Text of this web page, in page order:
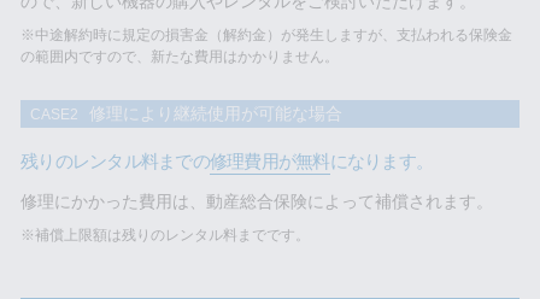
※中途解約時に規定の損害金（解約金）が発生しますが、支払われる保険金
の範囲内ですので、新たな費用はかかりません。
CASE2 修理により継続使用が可能な場合
残りのレンタル料までの修理費用が無料になります。
修理にかかった費用は、動産総合保険によって補償されます。
※補償上限額は残りのレンタル料までです。